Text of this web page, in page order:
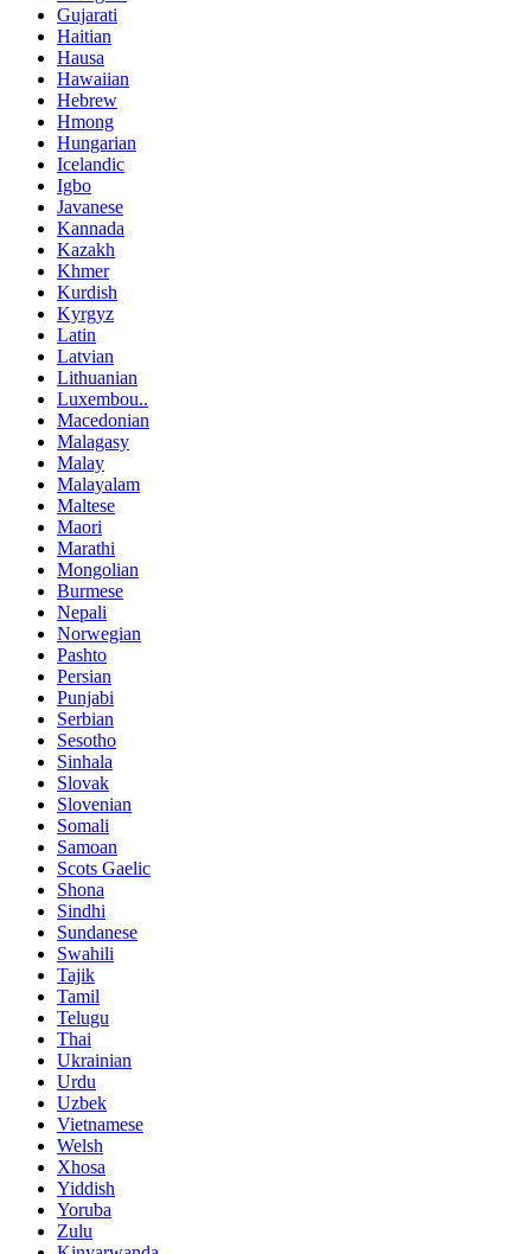
Gujarati
Haitian
Hausa
Hawaiian
Hebrew
Hmong
Hungarian
Icelandic
Igbo
Javanese
Kannada
Kazakh
Khmer
Kurdish
Kyrgyz
Latin
Latvian
Lithuanian
Luxembou..
Macedonian
Malagasy
Malay
Malayalam
Maltese
Maori
Marathi
Mongolian
Burmese
Nepali
Norwegian
Pashto
Persian
Punjabi
Serbian
Sesotho
Sinhala
Slovak
Slovenian
Somali
Samoan
Scots Gaelic
Shona
Sindhi
Sundanese
Swahili
Tajik
Tamil
Telugu
Thai
Ukrainian
Urdu
Uzbek
Vietnamese
Welsh
Xhosa
Yiddish
Yoruba
Zulu